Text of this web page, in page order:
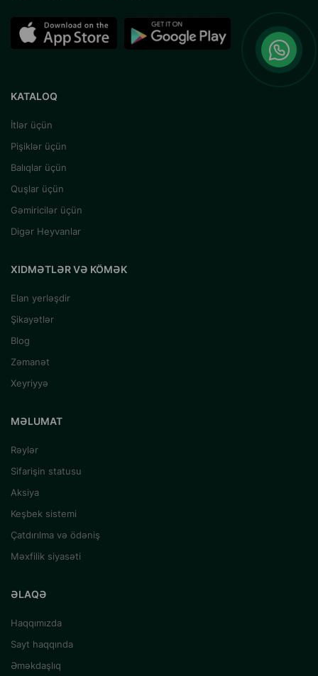
KATALOQ
İtlər üçün
Pişiklər üçün
Balıqlar üçün
Quşlar üçün
Gəmiricilər üçün
Digər Heyvanlar
XIDMƏTLƏR VƏ KÖMƏK
Elan yerləşdir
Şikayətlər
Blog
Zəmanət
Xeyriyyə
MƏLUMAT
Rəylər
Sifarişin statusu
Aksiya
Keşbek sistemi
Çatdırılma və ödəniş
Məxfilik siyasəti
ƏLAQƏ
Haqqımızda
Sayt haqqında
Əməkdaşlıq